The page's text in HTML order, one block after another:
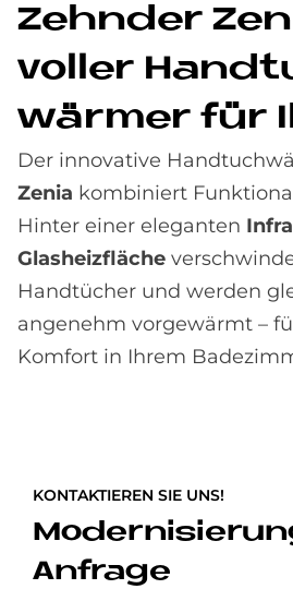
Zehn­der
vol­ler
wär­mer für
Der innovative
Zenia kombiniert
Hinter einer eleganten
Glasheizfläche
Handtücher und werden
angenehm vorgewärmt –
Komfort in Ihrem
KONTAKTIEREN SIE UNS!
Anfrage